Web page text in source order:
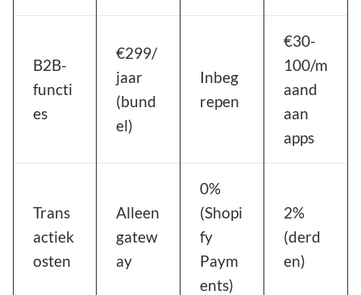
B2B-
functi
es
€299/
jaar
(bund
el)
Inbeg
repen
€30-
100/m
aand
aan
apps
Trans
actiek
osten
Alleen
gatew
ay
0%
(Shopi
fy
Paym
ents)
2%
(derd
en)